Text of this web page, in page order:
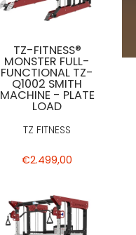
TZ-FITNESS®
MONSTER FULL-
FUNCTIONAL TZ-
Q1002 SMITH
MACHINE - PLATE
LOAD
TZ FITNESS
€2.499,00